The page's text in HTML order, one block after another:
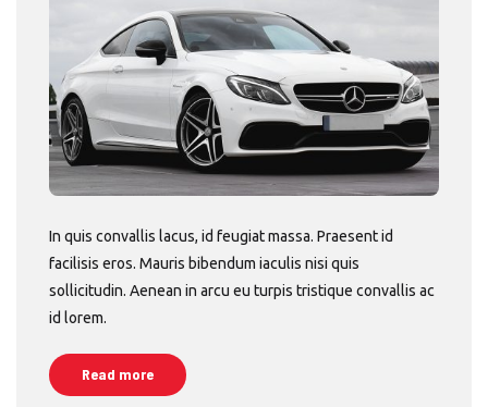
In quis convallis lacus, id feugiat massa. Praesent id
facilisis eros. Mauris bibendum iaculis nisi quis
sollicitudin. Aenean in arcu eu turpis tristique convallis ac
id lorem.
Read more